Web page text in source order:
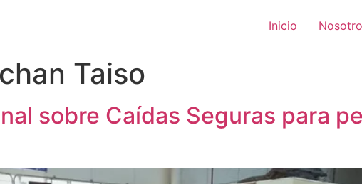
Inicio
Taiso
sobre Caídas Seguras para